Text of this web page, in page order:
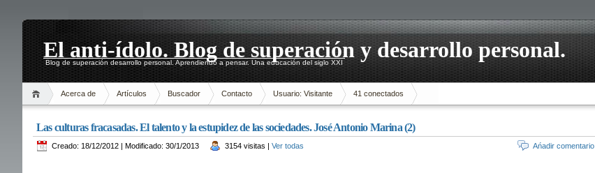
El anti-ídolo. Blog de superación y desarrollo personal.
Blog de superación desarrollo personal. Aprendiendo a pensar. Una educación del siglo XXI
Acerca de Artículos Buscador Contacto Usuario: Visitante 41 conectados
Las culturas fracasadas. El talento y la estupidez de las sociedades. José Antonio Marina (2)
Creado: 18/12/2012 | Modificado: 30/1/2013 3154 visitas | Ver todas Ańadir comentario